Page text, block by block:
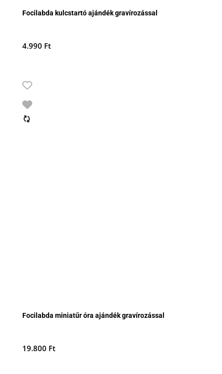
Focilabda kulcstartó ajándék gravírozással
4.990 Ft
Focilabda miniatűr óra ajándék gravírozással
19.800 Ft